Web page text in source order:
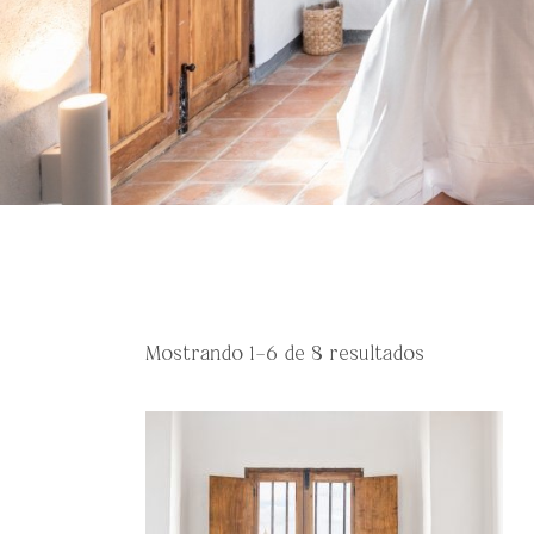
Mostrando 1–6 de 8 resultados